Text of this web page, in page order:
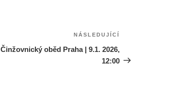
NÁSLEDUJÍCÍ
Činžovnický oběd Praha | 9.1. 2026,
12:00